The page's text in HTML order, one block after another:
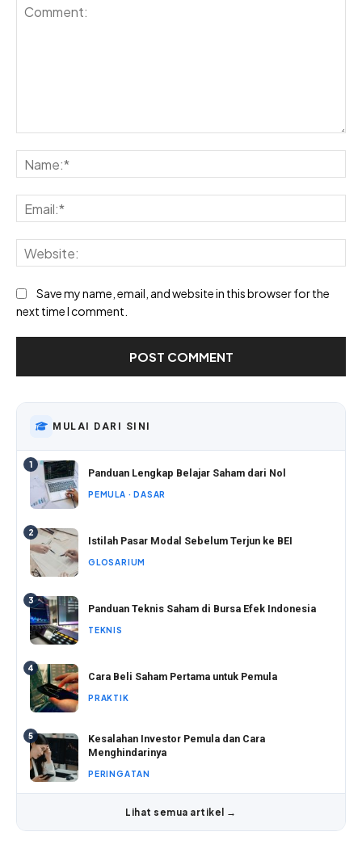
Save my name, email, and website in this browser for the
next time I comment.
MULAI DARI SINI
1
Panduan Lengkap Belajar Saham dari Nol
PEMULA · DASAR
2
Istilah Pasar Modal Sebelum Terjun ke BEI
GLOSARIUM
3
Panduan Teknis Saham di Bursa Efek Indonesia
TEKNIS
4
Cara Beli Saham Pertama untuk Pemula
PRAKTIK
5
Kesalahan Investor Pemula dan Cara
Menghindarinya
PERINGATAN
Lihat semua artikel →